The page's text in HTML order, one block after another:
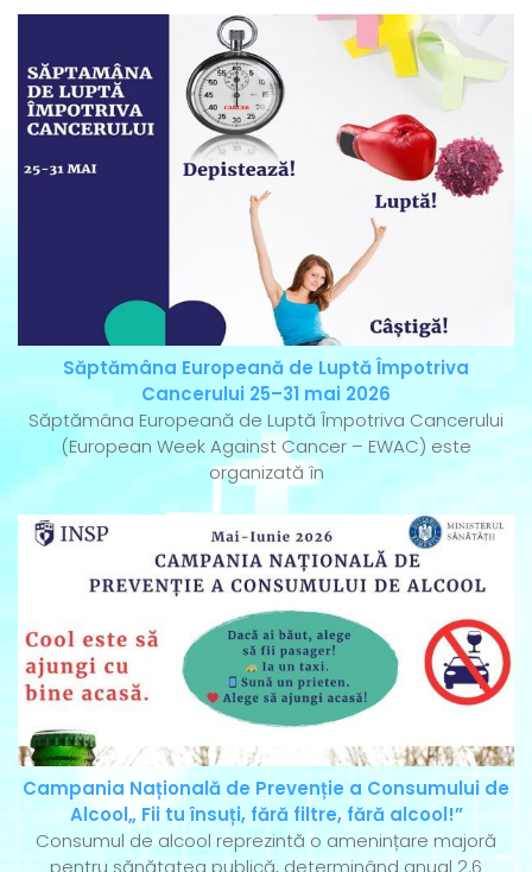
Săptămâna Europeană de Luptă Împotriva
Cancerului 25–31 mai 2026
Săptămâna Europeană de Luptă Împotriva Cancerului
(European Week Against Cancer – EWAC) este
organizată în
Campania Națională de Prevenție a Consumului de
Alcool„ Fii tu însuți, fără filtre, fără alcool!”
Consumul de alcool reprezintă o amenințare majoră
pentru sănătatea publică, determinând anual 2.6